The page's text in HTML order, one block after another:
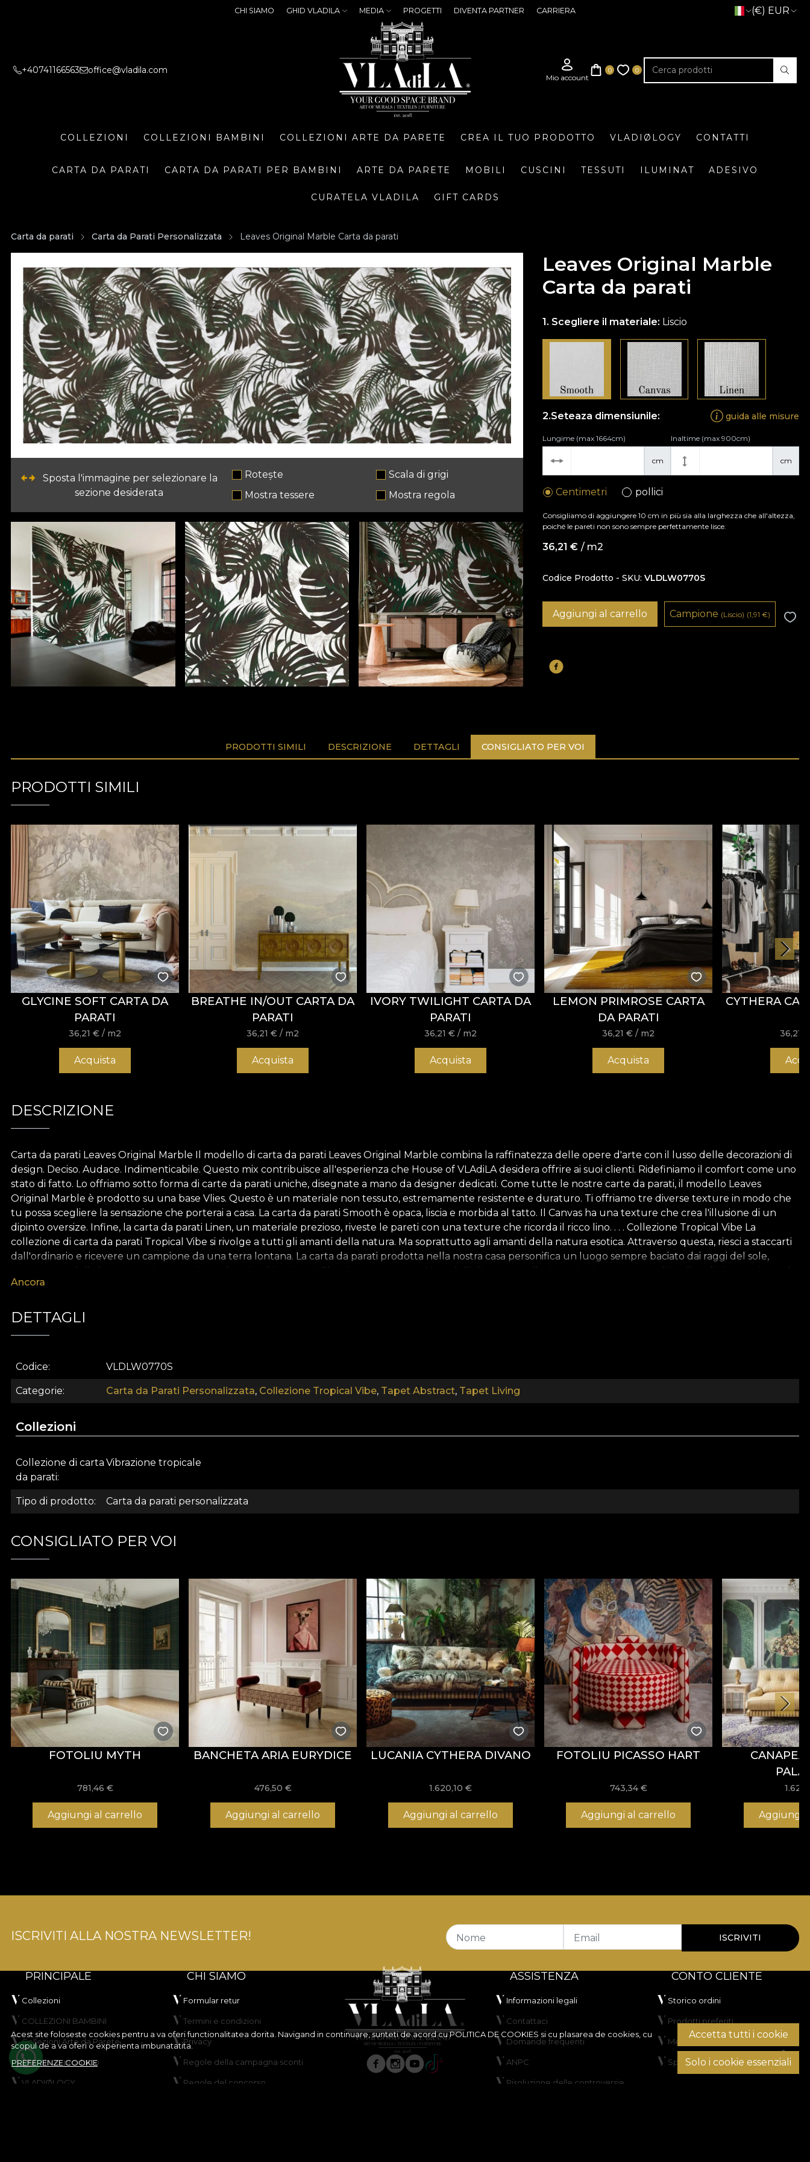
CHI SIAMO GHID VLADILA MEDIA PROGETTI DIVENTA PARTNER CARRIERA (€) EUR
+40741166563 office@vladila.com
COLLEZIONI COLLEZIONI BAMBINI COLLEZIONI ARTE DA PARETE CREA IL TUO PRODOTTO VLADIØLOGY CONTATTI
CARTA DA PARATI CARTA DA PARATI PER BAMBINI ARTE DA PARETE MOBILI CUSCINI TESSUTI ILUMINAT ADESIVO
CURATELA VLADILA GIFT CARDS
Carta da parati Carta da Parati Personalizzata Leaves Original Marble Carta da parati
Sposta l'immagine per selezionare la
sezione desiderata
Rotește
Scala di grigi
Mostra tessere
Mostra regola
Leaves Original Marble
Carta da parati
Scegliere il materiale: Liscio
Seteaza dimensiunile: guida alle misure
cm
Lungime (max 1664cm)
cm
Inaltime (max 900cm)
Centimetri pollici
Consigliamo di aggiungere 10 cm in più sia alla larghezza che all'altezza,
poiché le pareti non sono sempre perfettamente lisce.
36,21€ / m2
Codice Prodotto - SKU VLDLW0770S
Aggiungi al carrello Campione (Liscio) (1,91€)
PRODOTTI SIMILI DESCRIZIONE DETTAGLI CONSIGLIATO PER VOI
PRODOTTI SIMILI
GLYCINE SOFT CARTA DA
PARATI
36,21€ / m2
Acquista
BREATHE IN/OUT CARTA DA
PARATI
36,21€ / m2
Acquista
IVORY TWILIGHT CARTA DA
PARATI
36,21€ / m2
Acquista
LEMON PRIMROSE CARTA
DA PARATI
36,21€ / m2
Acquista
CYTHERA
36,21
DESCRIZIONE
Carta da parati Leaves Original Marble Il modello di carta da parati Leaves Original Marble combina la raffinatezza delle opere d'arte con il lusso delle decorazioni di
design. Deciso. Audace. Indimenticabile. Questo mix contribuisce all'esperienza che House of VLAdiLA desidera offrire ai suoi clienti. Ridefiniamo il comfort come uno
stato di fatto. Lo offriamo sotto forma di carte da parati uniche, disegnate a mano da designer dedicati. Come tutte le nostre carte da parati, il modello Leaves
Original Marble è prodotto su una base Vlies. Questo è un materiale non tessuto, estremamente resistente e duraturo. Ti offriamo tre diverse texture in modo che
tu possa scegliere la sensazione che porterai a casa. La carta da parati Smooth è opaca, liscia e morbida al tatto. Il Canvas ha una texture che crea l'illusione di un
dipinto oversize. Infine, la carta da parati Linen, un materiale prezioso, riveste le pareti con una texture che ricorda il ricco lino. . . . Collezione Tropical Vibe La
collezione di carta da parati Tropical Vibe si rivolge a tutti gli amanti della natura. Ma soprattutto agli amanti della natura esotica. Attraverso questa, riesci a staccarti
dall'ordinario e ricevere un campione da una terra lontana. La carta da parati prodotta nella nostra casa personifica un luogo sempre baciato dai raggi del sole,
con le dimensioni di ciascun elemento, la composizione e il livello di dettaglio. L'immagine unificata dell'atmosfera tropicale è facilitata da una palette di colori
profondità e a creare l'atmosfera rilassante di un mondo eternamente verde. *Per amore e rispetto della natura, tutte le nostre carte da parati sono realizzate con
Ancora
DETTAGLI
Codice VLDLW0770S
Categorie Carta da Parati Personalizzata, Collezione Tropical Vibe, Tapet Abstract, Tapet Living
Collezioni
Collezione di carta
da parati
Vibrazione tropicale
Tipo di prodotto Carta da parati personalizzata
CONSIGLIATO PER VOI
FOTOLIU MYTH
781,46 €
Aggiungi al carrello
BANCHETA ARIA EURYDICE
476,50 €
Aggiungi al carrello
LUCANIA CYTHERA DIVANO
1.620,10€
Aggiungi al carrello
FOTOLIU PICASSO HART
743,34 €
Aggiungi al carrello Aggiungi
Acest site foloseste cookies pentru a va oferi functionalitatea dorita. Navigand in continuare, sunteti de acord cuPOLITICA DE COOKIES si cu plasarea de cookies, cu
scopul de a va oferi o experienta imbunatatita.
PREFERENZE COOKIE
Accetta tutti i cookie
Solo i cookie essenziali
ISCRIVITI ALLA NOSTRA NEWSLETTER! Nome Email ISCRIVITI
PRINCIPALE
Collezioni
COLLEZIONI BAMBINI
Collezioni Arte da Parete
Crea il tuo prodotto
VLADIØLOGY
CHI SIAMO
Formular retur
Termini e condizioni
Privacy
Regole della campagna sconti
Regole del concorso
ASSISTENZA
Informazioni legali
Contattaci
Domande frequenti
ANPC
Risoluzione delle controversie
CONTO CLIENTE
Storico ordini
Prodotti preferiti
Metodi di pagamento
Spedizione e resi